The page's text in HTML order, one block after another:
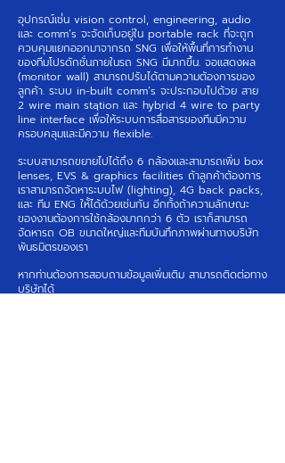
อุปกรณ์เช่่น vision control, engineering, audio
และ comm’s จะจัดเก็บอยู่ใน portable rack ที่จะถูก
ควบคุมแยกออกมาจากรถ SNG เพื่อให้พื้นที่การทำงาน
ของทีมโปรดักชั่นภายในรถ SNG มีมากขึ้น. จอแสดงผล
(monitor wall) สามารถปรับได้ตามความต้องการของ
ลูกค้า. ระบบ in-built comm’s จะประกอบไปด้วย สาย
2 wire main station และ hybrid 4 wire to party
line interface เพื่่อให้ระบบการสื่่อสารของทีมมีความ
ครอบคลุมและมีความ flexible.
ระบบสามารถขยายไปได้ถึง 6 กล้องและสามารถเพิ่ม box
lenses, EVS & graphics facilities ถ้าลูกค้าต้องการ
เราสามารถจัดหาระบบไฟ (lighting), 4G back packs,
และ ทีม ENG ให้้ได้ด้วยเช่นกัน อีกทั้งถ้าความลักษณะ
ของงานต้องการใช้กล้องมากกว่า 6 ตัว เราก็สามารถ
จัดหารถ OB ขนาดใหญ่และทีมบันทึกภาพผ่านทางบริษัท
พันธมิตรของเรา
หากท่านต้องการสอบถามข้อมูลเพิ่มเติม สามารถติดต่อทาง
บริษัทได้